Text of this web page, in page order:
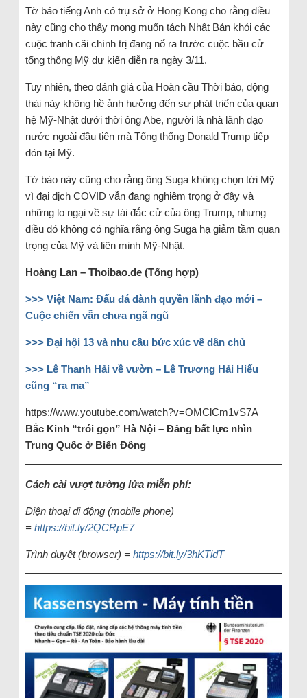
Tờ báo tiếng Anh có trụ sở ở Hong Kong cho rằng điều
này cũng cho thấy mong muốn tách Nhật Bản khỏi các
cuộc tranh cãi chính trị đang nổ ra trước cuộc bầu cử
tổng thống Mỹ dự kiến diễn ra ngày 3/11.
Tuy nhiên, theo đánh giá của Hoàn cầu Thời báo, động
thái này không hề ảnh hưởng đến sự phát triển của quan
hệ Mỹ-Nhật dưới thời ông Abe, người là nhà lãnh đạo
nước ngoài đầu tiên mà Tổng thống Donald Trump tiếp
đón tại Mỹ.
Tờ báo này cũng cho rằng ông Suga không chọn tới Mỹ
vì đại dịch COVID vẫn đang nghiêm trọng ở đây và
những lo ngại về sự tái đắc cử của ông Trump, nhưng
điều đó không có nghĩa rằng ông Suga hạ giảm tầm quan
trọng của Mỹ và liên minh Mỹ-Nhật.
Hoàng Lan – Thoibao.de (Tổng hợp)
>>> Việt Nam: Đấu đá dành quyền lãnh đạo mới –
Cuộc chiến vẫn chưa ngã ngũ
>>> Đại hội 13 và nhu cầu bức xúc về dân chủ
>>> Lê Thanh Hải về vườn – Lê Trương Hải Hiếu
cũng “ra ma”
https://www.youtube.com/watch?v=OMClCm1vS7A
Bắc Kinh “trói gọn” Hà Nội – Đảng bất lực nhìn
Trung Quốc ở Biển Đông
Cách cài vượt tường lửa miễn phí:
Điện thoại di động (mobile phone)
= https://bit.ly/2QCRpE7
Trình duyệt (browser) = https://bit.ly/3hKTidT